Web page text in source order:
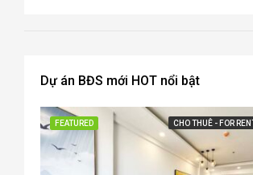
Dự án BĐS mới HOT nổi bật
FEATURED CHO THUÊ - FOR RENT